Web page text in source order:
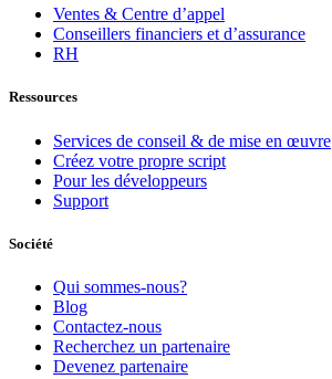
Ventes & Centre d’appel
Conseillers financiers et d’assurance
RH
Ressources
Services de conseil & de mise en œuvre
Créez votre propre script
Pour les développeurs
Support
Société
Qui sommes-nous?
Blog
Contactez-nous
Recherchez un partenaire
Devenez partenaire